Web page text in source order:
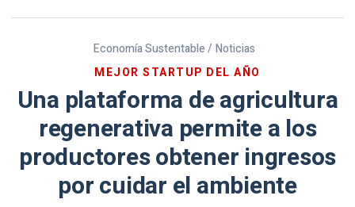
Economía Sustentable / Noticias
MEJOR STARTUP DEL AÑO
Una plataforma de agricultura
regenerativa permite a los
productores obtener ingresos
por cuidar el ambiente